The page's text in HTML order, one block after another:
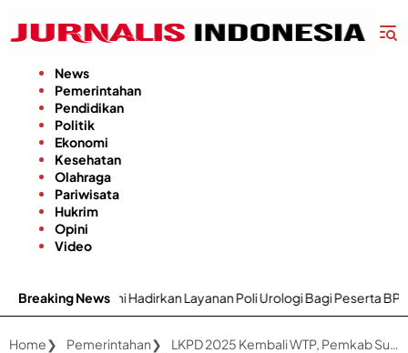
konten
News
Pemerintahan
Pendidikan
Politik
Ekonomi
Kesehatan
Olahraga
Pariwisata
Hukrim
Opini
Video
Breaking News
Hadirkan Layanan Poli Urologi Bagi Peserta BPJS Kesehatan
Home Pemerintahan LKPD 2025 Kembali WTP, Pemkab Sumenep Pertahankan Prestasi Sembilan Tahun Berturut-turut